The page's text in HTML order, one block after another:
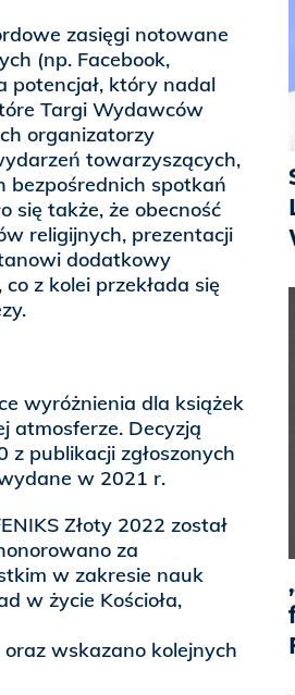
zasięgi notowane
(np. Facebook,
potencjał, który nadal
Targi Wydawców
organizatorzy
towarzyszących,
bezpośrednich spotkań
się także, że obecność
religijnych, prezentacji
dodatkowy
z kolei przekłada się
wyróżnienia dla książek
atmosferze. Decyzją
z publikacji zgłoszonych
w 2021 r.
Złoty 2022 został
za
w zakresie nauk
w życie Kościoła,
oraz wskazano kolejnych